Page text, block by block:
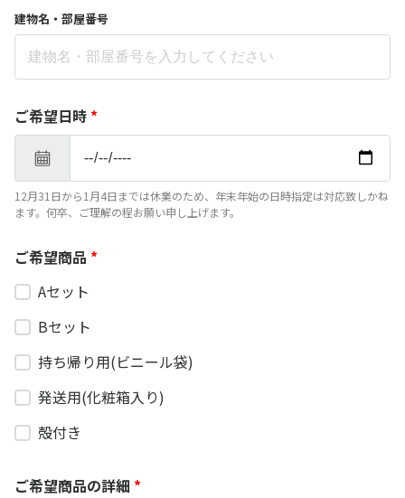
建物名・部屋番号
ご希望日時 *
12月31日から1月4日までは休業のため、年末年始の日時指定は対応致しかね
ます。何卒、ご理解の程お願い申し上げます。
ご希望商品 *
Aセット
Bセット
持ち帰り用(ビニール袋)
発送用(化粧箱入り)
殻付き
ご希望商品の詳細 *